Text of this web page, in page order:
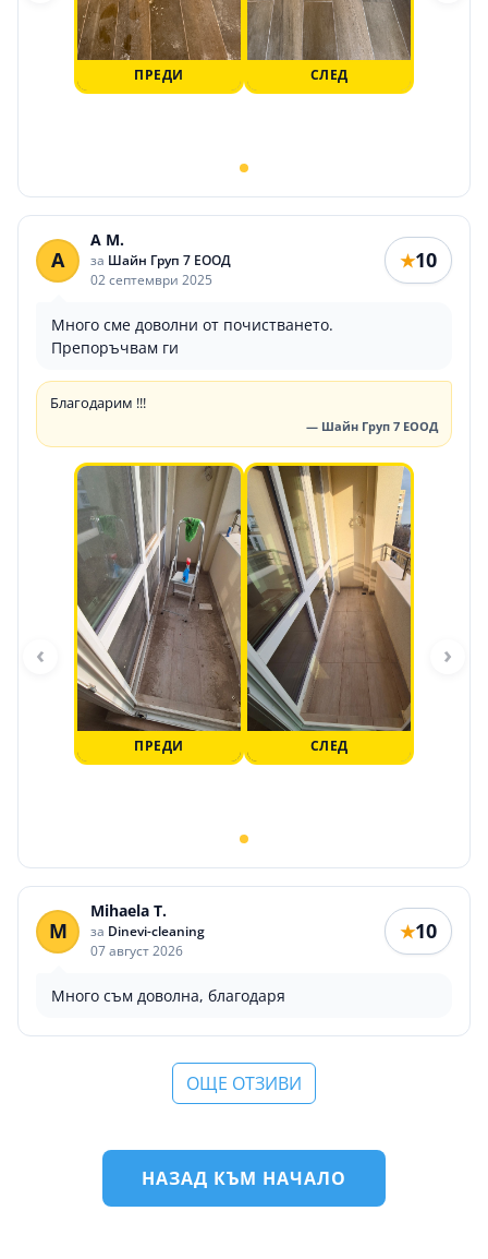
ПРЕДИ СЛЕД
A
A M.
за Шайн Груп 7 ЕООД
02 септември 2025
★10
Много сме доволни от почистването.
Препоръчвам ги
Благодарим !!!
— Шайн Груп 7 ЕООД
ПРЕДИ СЛЕД
‹ ›
M
Mihaela T.
за Dinevi-cleaning
07 август 2026
★10
Много съм доволна, благодаря
ОЩЕ ОТЗИВИ
НАЗАД КЪМ НАЧАЛО